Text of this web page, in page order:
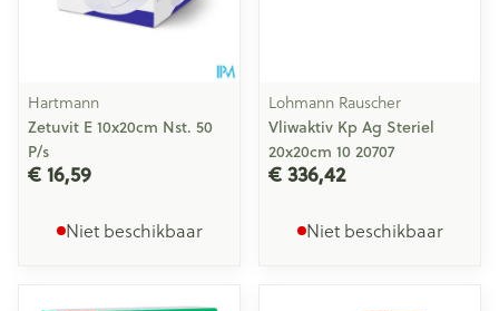
Hartmann
Zetuvit E 10x20cm Nst. 50
P/s
€ 16,59
Niet beschikbaar
Lohmann Rauscher
Vliwaktiv Kp Ag Steriel
20x20cm 10 20707
€ 336,42
Niet beschikbaar